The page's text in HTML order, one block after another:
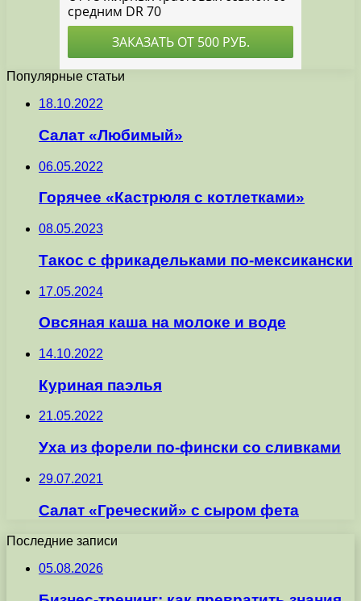
Популярные статьи
18.10.2022
Салат «Любимый»
06.05.2022
Горячее «Кастрюля с котлетками»
08.05.2023
Такос с фрикадельками по-мексикански
17.05.2024
Овсяная каша на молоке и воде
14.10.2022
Куриная паэлья
21.05.2022
Уха из форели по-фински со сливками
29.07.2021
Салат «Греческий» с сыром фета
Последние записи
05.08.2026